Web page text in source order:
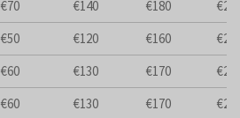
€70 €140 €180
€50 €120 €160
€60 €130 €170
€60 €130 €170